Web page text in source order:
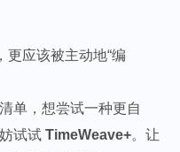
更应该被主动地“编
单，想尝试一种更自
试试 TimeWeave+。让